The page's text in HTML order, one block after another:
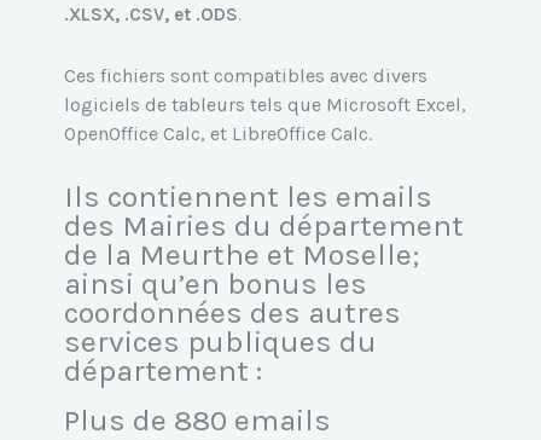
.XLSX, .CSV, et .ODS.
Ces fichiers sont compatibles avec divers
logiciels de tableurs tels que Microsoft Excel,
OpenOffice Calc, et LibreOffice Calc.
Ils contiennent les emails
des Mairies du département
de la Meurthe et Moselle;
ainsi qu’en bonus les
coordonnées des autres
services publiques du
département :
Plus de 880 emails